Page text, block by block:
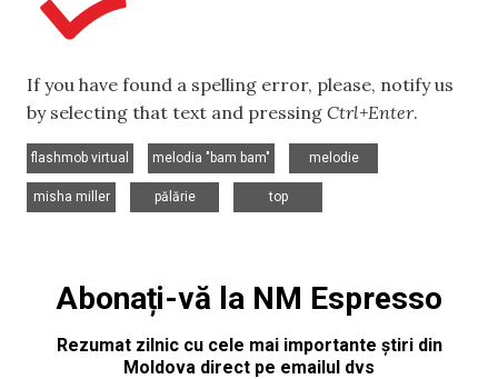
If you have found a spelling error, please, notify us
by selecting that text and pressing Ctrl+Enter.
flashmob virtual
melodia "bam bam"
melodie
misha miller
pălărie
top
Abonați-vă la NM Espresso
Rezumat zilnic cu cele mai importante știri din
Moldova direct pe emailul dvs